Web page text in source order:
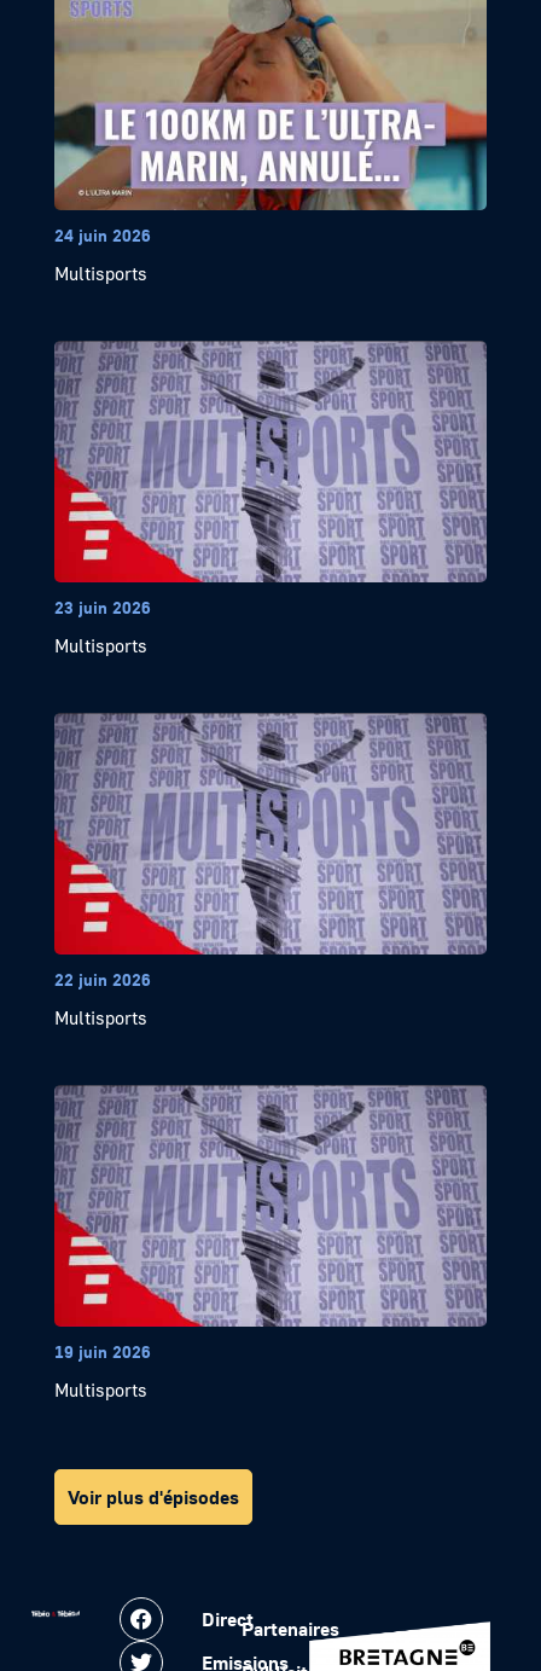
24 juin 2026
Multisports
23 juin 2026
Multisports
22 juin 2026
Multisports
19 juin 2026
Multisports
Voir plus d'épisodes
Direct
Emissions
Partenaires